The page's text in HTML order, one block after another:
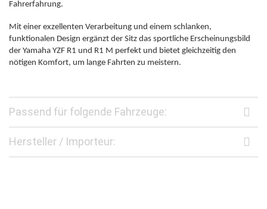
Fahrerfahrung.
Mit einer exzellenten Verarbeitung und einem schlanken,
funktionalen Design ergänzt der Sitz das sportliche Erscheinungsbild
der Yamaha YZF R1 und R1 M perfekt und bietet gleichzeitig den
nötigen Komfort, um lange Fahrten zu meistern.
Passend für folgende Fahrzeuge:
Hersteller / Importeur: